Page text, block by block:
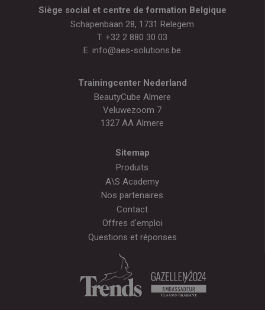
Siège social et centre de formation Belgique
Schapenbaan 28, 1731 Relegem
T. +32 2 880 30 03
E. info@aes-solutions.be
Trainingcenter Nederland
BeautyCube Almere
Veluwezoom 7
1327 AA Almere
Sitemap
Produits
A\S Academy
Nos partenaires
Contact
Offres d'emploi
Questions et réponses